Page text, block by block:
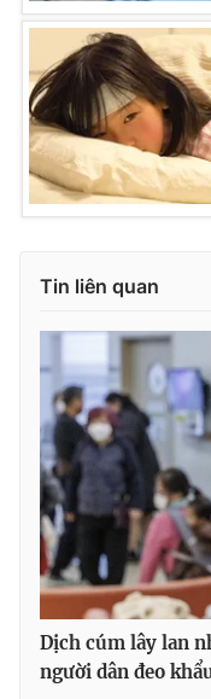
Ðiện thoại Thời báo
toasoan@vtv.vn
Liên hệ quảng cáo:
® Cấm sao chép dưới
thuận bằng văn bản.
thông tin từ website này.
Tin liên quan
Dịch cúm lây lan
người dân đeo